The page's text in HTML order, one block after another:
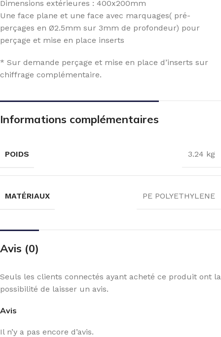
Dimensions extérieures : 400x200mm
Une face plane et une face avec marquages( pré-
perçages en Ø2.5mm sur 3mm de profondeur) pour
perçage et mise en place inserts
* Sur demande perçage et mise en place d’inserts sur
chiffrage complémentaire.
Informations complémentaires
POIDS 3.24 kg
MATÉRIAUX PE POLYETHYLENE
Avis (0)
Avis
Il n’y a pas encore d’avis.
Seuls les clients connectés ayant acheté ce produit ont la
possibilité de laisser un avis.